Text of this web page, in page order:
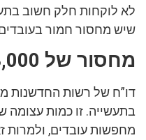
לא לוקחות חלק חשוב
שיש מחסור חמור בעובדים
מחסור של 18,000 עובדים
בתעשייה. זו כמות עצומה
מחפשות עובדים, ולמרות